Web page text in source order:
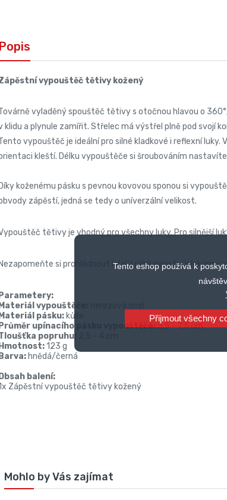
Tento eshop používá k
Přijmout všechny
Popis
vypouštěč tětivy kožený
vyladěný spouštěč tětivy s otočnou hlavou o
klidu a plynule zamířit. Střelec má výstřel plně pod svojí
vypouštěč je ideální pro silné kladkové i reflexní
kleští. Délku vypouštěče si šroubováním
Díky koženému pásku s pevnou kovovou sponou si
zápěstí, jedná se tedy o uníverzální velikost.
tětivy je vhodný pro všechny luky. Pro silnější
Nezapomeňte si prohlédnout i další příslušenství k lukům v
Parametery:
Materiál vypouštěče:
Materiál pásku: kůže
Průměr upínacího pásku vypouštěče:5,5 - 7,5 cm
popruhu:
Hmotnost:123 g
Barva: hnědá/černá
balení:
Zápěstní vypouštěč tětivy kožený
Mohlo by Vás zajímat